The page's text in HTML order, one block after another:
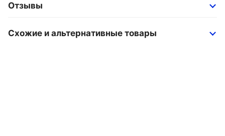
Отзывы
Схожие и альтернативные товары